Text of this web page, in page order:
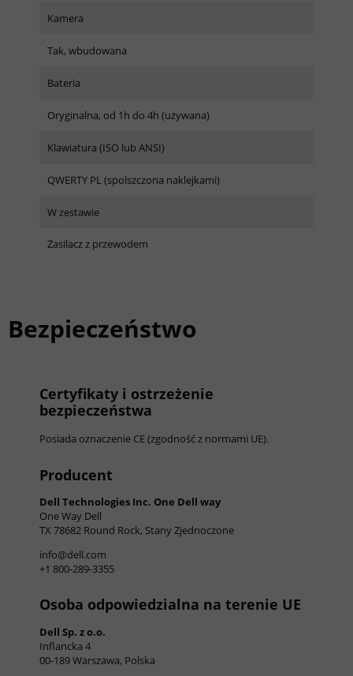
Kamera
Tak, wbudowana
Bateria
Oryginalna, od 1h do 4h (używana)
Klawiatura (ISO lub ANSI)
QWERTY PL (spolszczona naklejkami)
W zestawie
Zasilacz z przewodem
Bezpieczeństwo
Certyfikaty i ostrzeżenie
bezpieczeństwa
Posiada oznaczenie CE (zgodność z normami UE).
Producent
Dell Technologies Inc. One Dell way
One Way Dell
TX 78682 Round Rock, Stany Zjednoczone
info@dell.com
+1 800-289-3355
Osoba odpowiedzialna na terenie UE
Dell Sp. z o.o.
Inflancka 4
00-189 Warszawa, Polska